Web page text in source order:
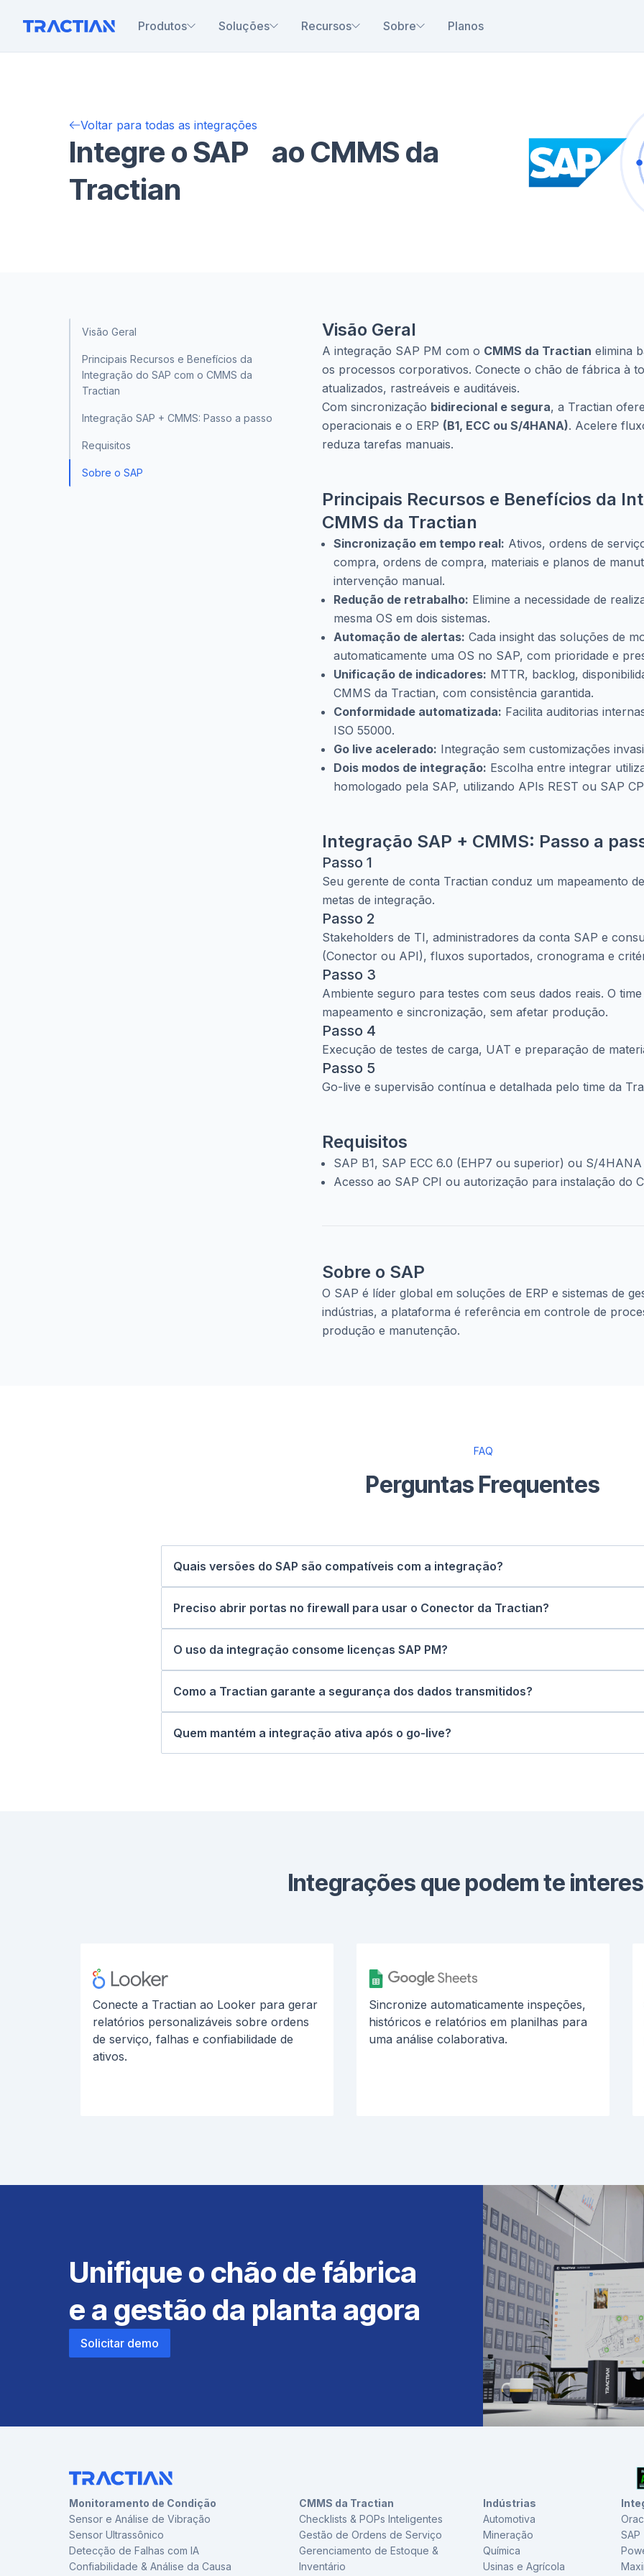
Produtos Soluções Recursos Sobre Planos
Voltar para todas as integrações
Integre o SAP ao CMMS da
Tractian
Visão Geral
Principais Recursos e Benefícios da
Integração do SAP com o CMMS da
Tractian
Integração SAP + CMMS: Passo a passo
Requisitos
Sobre o SAP
Visão Geral
A integração SAP PM com o CMMS da Tractian elimina
os processos corporativos. Conecte o chão de fábrica à
atualizados, rastreáveis e auditáveis.
Com sincronização bidirecional e segura, a Tractian
operacionais e o ERP (B1, ECC ou S/4HANA). Acelere
reduza tarefas manuais.
Principais Recursos e Benefícios da
CMMS da Tractian
Sincronização em tempo real: Ativos, ordens de
compra, ordens de compra, materiais e planos de
intervenção manual.
Redução de retrabalho: Elimine a necessidade de
mesma OS em dois sistemas.
Automação de alertas: Cada insight das soluções de
automaticamente uma OS no SAP, com prioridade e
Unificação de indicadores: MTTR, backlog,
CMMS da Tractian, com consistência garantida.
Conformidade automatizada: Facilita auditorias
ISO 55000.
Go live acelerado: Integração sem customizações
Dois modos de integração: Escolha entre integrar
homologado pela SAP, utilizando APIs REST ou SAP
Integração SAP + CMMS: Passo a
Passo 1
Seu gerente de conta Tractian conduz um mapeamento
metas de integração.
Passo 2
Stakeholders de TI, administradores da conta SAP e
(Conector ou API), fluxos suportados, cronograma e
Passo 3
Ambiente seguro para testes com seus dados reais. O
mapeamento e sincronização, sem afetar produção.
Passo 4
Execução de testes de carga, UAT e preparação de
Passo 5
Go-live e supervisão contínua e detalhada pelo time da
Requisitos
SAP B1, SAP ECC 6.0 (EHP7 ou superior) ou S/4HANA
Acesso ao SAP CPI ou autorização para instalação do
Sobre o SAP
O SAP é líder global em soluções de ERP e sistemas de
indústrias, a plataforma é referência em controle de
produção e manutenção.
FAQ
Perguntas Frequentes
Quais versões do SAP são compatíveis com a integração?
Oferecemos suporte nativo para SAP B1, SAP ECC (EHP7+) e todas as versões
em cloud quanto on-prem.
Preciso abrir portas no firewall para usar o Conector da Tractian?
Não. O Conector estabelece uma conexão outbound, abrindo um túnel TCP seguro
com criptografia em trânsito TLS e autenticação por token, sem necessidade de
O uso da integração consome licenças SAP PM?
Consome uma única licença que nosso sistema usará para escrever/ler dados do
Como a Tractian garante a segurança dos dados transmitidos?
Todas as transações são criptografadas com TLS, autenticadas por tokens, e
tentativas automáticas e redundância em caso de desconexões ou erros temporários.
como SAP Silver Partner.
Quem mantém a integração ativa após o go-live?
A Tractian assume a manutenção contínua da integração, monitoramento da saúde
Integrações que podem te
Conecte a Tractian ao Looker para gerar
relatórios personalizáveis sobre ordens
de serviço, falhas e confiabilidade de
ativos.
Sincronize automaticamente inspeções,
históricos e relatórios em planilhas para
uma análise colaborativa.
Unifique o chão de fábrica
e a gestão da planta agora
Solicitar demo
Monitoramento de Condição
Sensor e Análise de Vibração
Sensor Ultrassônico
Detecção de Falhas com IA
Confiabilidade & Análise da Causa
CMMS da Tractian
Checklists & POPs Inteligentes
Gestão de Ordens de Serviço
Gerenciamento de Estoque &
Inventário
Indústrias
Automotiva
Mineração
Química
Usinas e Agrícola
SAP